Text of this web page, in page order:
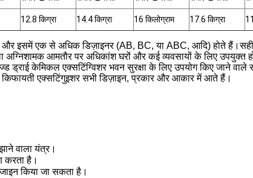
12.8 किग्रा 14.4 किग्रा 16 किलोग्राम 17.6 किग्रा
इसमें एक से अधिक डिज़ाइनर (AB, BC, या ABC, आदि) होते हैं।सही
अग्निशामक आमतौर पर अधिकांश घरों और कई व्यवसायों के लिए उपयुक्त
केमिकल एक्सटिंग्विशर भवन सुरक्षा के लिए उपयोग किए जाने वाले
एक्सटिंगुइशर सभी डिज़ाइन, प्रकार और आकार में आते हैं।
वाला यंत्र।
करता है।
किया जा सकता है।